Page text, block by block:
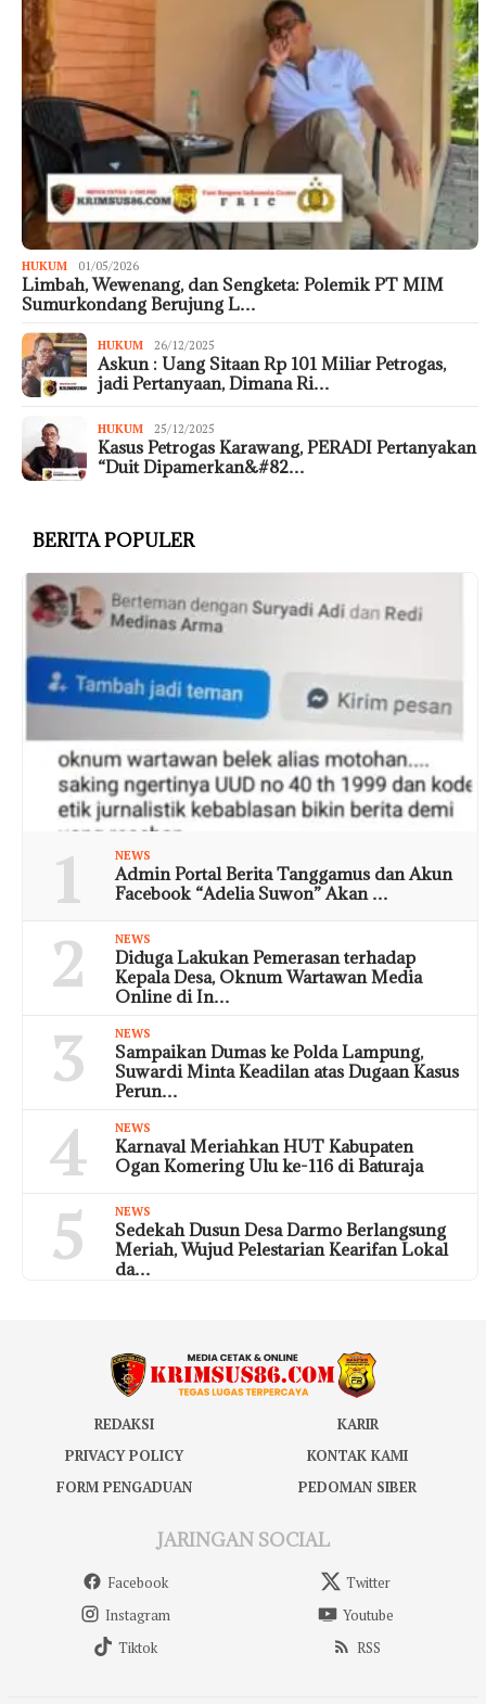
HUKUM 01/05/2026
Limbah, Wewenang, dan Sengketa: Polemik PT MIM
Sumurkondang Berujung L…
HUKUM 26/12/2025
Askun : Uang Sitaan Rp 101 Miliar Petrogas,
jadi Pertanyaan, Dimana Ri…
HUKUM 25/12/2025
Kasus Petrogas Karawang, PERADI Pertanyakan
“Duit Dipamerkan&#82…
BERITA POPULER
1 NEWS
Admin Portal Berita Tanggamus dan Akun
Facebook “Adelia Suwon” Akan …
2 NEWS
Diduga Lakukan Pemerasan terhadap
Kepala Desa, Oknum Wartawan Media
Online di In…
3 NEWS
Sampaikan Dumas ke Polda Lampung,
Suwardi Minta Keadilan atas Dugaan Kasus
Perun…
4 NEWS
Karnaval Meriahkan HUT Kabupaten
Ogan Komering Ulu ke-116 di Baturaja
5 NEWS
Sedekah Dusun Desa Darmo Berlangsung
Meriah, Wujud Pelestarian Kearifan Lokal
da…
REDAKSI
KARIR
PRIVACY POLICY
KONTAK KAMI
FORM PENGADUAN
PEDOMAN SIBER
JARINGAN SOCIAL
Facebook
Twitter
Instagram
Youtube
Tiktok
RSS